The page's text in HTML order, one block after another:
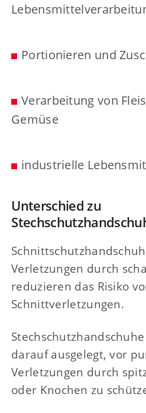
Portionieren und
Verarbeitung von
Gemüse
industrielle
Unterschied zu
Verletzungen durch
reduzieren das Risiko
Schnittverletzungen.
darauf ausgelegt, vor
Verletzungen durch
oder Knochen zu